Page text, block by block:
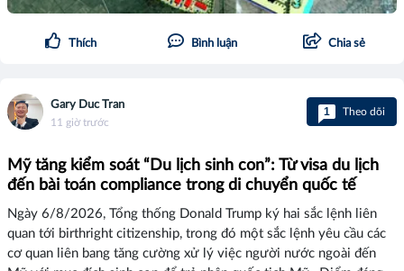
Thích Bình luận Chia sẻ
Gary Duc Tran
11 giờ trước
1 Theo dõi
Mỹ tăng kiểm soát “Du lịch sinh con”: Từ visa du lịch
đến bài toán compliance trong di chuyển quốc tế
Ngày 6/8/2026, Tổng thống Donald Trump ký hai sắc lệnh liên
quan tới birthright citizenship, trong đó một sắc lệnh yêu cầu các
cơ quan liên bang tăng cường xử lý việc người nước ngoài đến